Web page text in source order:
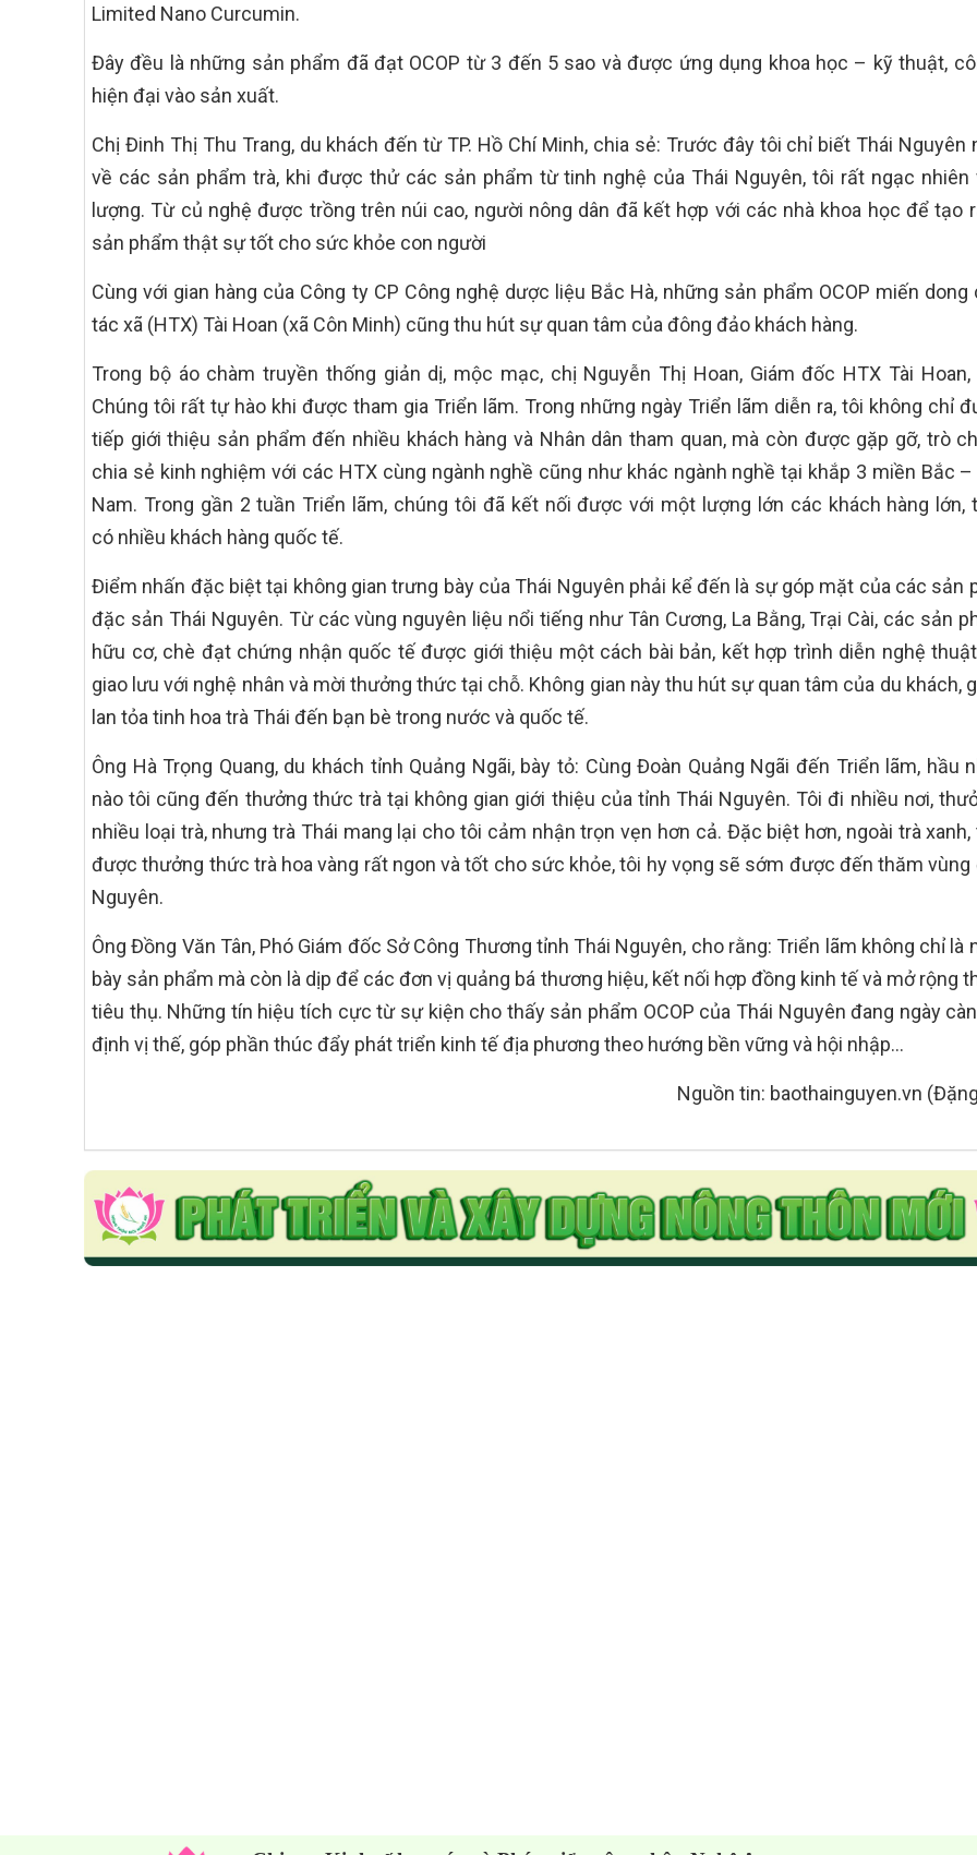
Limited Nano Curcumin.
Đây đều là những sản phẩm đã đạt OCOP từ 3 đến 5 sao và được ứng dụng khoa học – kỹ thuật,
hiện đại vào sản xuất.
Chị Đinh Thị Thu Trang, du khách đến từ TP. Hồ Chí Minh, chia sẻ: Trước đây tôi chỉ biết Thái Nguyên
về các sản phẩm trà, khi được thử các sản phẩm từ tinh nghệ của Thái Nguyên, tôi rất ngạc nhiên
lượng. Từ củ nghệ được trồng trên núi cao, người nông dân đã kết hợp với các nhà khoa học để tạo
sản phẩm thật sự tốt cho sức khỏe con người
Cùng với gian hàng của Công ty CP Công nghệ dược liệu Bắc Hà, những sản phẩm OCOP miến dong
tác xã (HTX) Tài Hoan (xã Côn Minh) cũng thu hút sự quan tâm của đông đảo khách hàng.
Trong bộ áo chàm truyền thống giản dị, mộc mạc, chị Nguyễn Thị Hoan, Giám đốc HTX Tài Hoan,
Chúng tôi rất tự hào khi được tham gia Triển lãm. Trong những ngày Triển lãm diễn ra, tôi không chỉ
tiếp giới thiệu sản phẩm đến nhiều khách hàng và Nhân dân tham quan, mà còn được gặp gỡ, trò
chia sẻ kinh nghiệm với các HTX cùng ngành nghề cũng như khác ngành nghề tại khắp 3 miền Bắc –
Nam. Trong gần 2 tuần Triển lãm, chúng tôi đã kết nối được với một lượng lớn các khách hàng lớn,
có nhiều khách hàng quốc tế.
Điểm nhấn đặc biệt tại không gian trưng bày của Thái Nguyên phải kể đến là sự góp mặt của các sản
đặc sản Thái Nguyên. Từ các vùng nguyên liệu nổi tiếng như Tân Cương, La Bằng, Trại Cài, các sản
hữu cơ, chè đạt chứng nhận quốc tế được giới thiệu một cách bài bản, kết hợp trình diễn nghệ
giao lưu với nghệ nhân và mời thưởng thức tại chỗ. Không gian này thu hút sự quan tâm của du khách,
lan tỏa tinh hoa trà Thái đến bạn bè trong nước và quốc tế.
Ông Hà Trọng Quang, du khách tỉnh Quảng Ngãi, bày tỏ: Cùng Đoàn Quảng Ngãi đến Triển lãm, hầu
nào tôi cũng đến thưởng thức trà tại không gian giới thiệu của tỉnh Thái Nguyên. Tôi đi nhiều nơi,
nhiều loại trà, nhưng trà Thái mang lại cho tôi cảm nhận trọn vẹn hơn cả. Đặc biệt hơn, ngoài trà
được thưởng thức trà hoa vàng rất ngon và tốt cho sức khỏe, tôi hy vọng sẽ sớm được đến thăm vùng
Nguyên.
Ông Đồng Văn Tân, Phó Giám đốc Sở Công Thương tỉnh Thái Nguyên, cho rằng: Triển lãm không chỉ là
bày sản phẩm mà còn là dịp để các đơn vị quảng bá thương hiệu, kết nối hợp đồng kinh tế và mở rộng
tiêu thụ. Những tín hiệu tích cực từ sự kiện cho thấy sản phẩm OCOP của Thái Nguyên đang ngày
định vị thế, góp phần thúc đẩy phát triển kinh tế địa phương theo hướng bền vững và hội nhập…
Nguồn tin: baothainguyen.vn